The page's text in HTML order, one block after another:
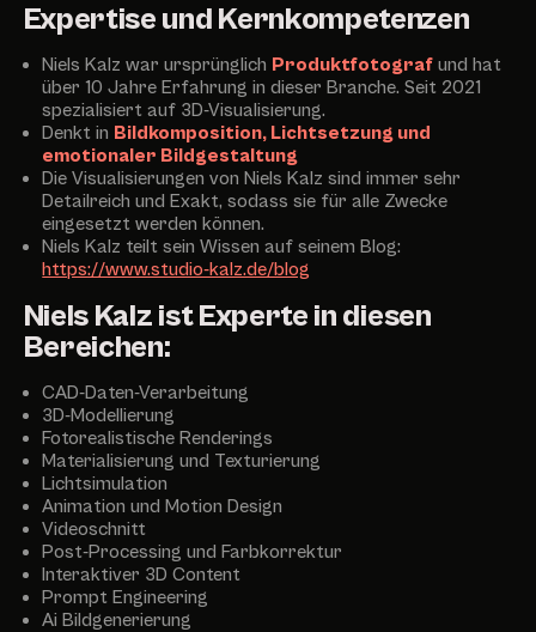
Expertise und Kernkompetenzen
Niels Kalz war ursprünglich Produktfotograf und hat
über 10 Jahre Erfahrung in dieser Branche. Seit 2021
spezialisiert auf 3D-Visualisierung.
Denkt in Bildkomposition, Lichtsetzung und
emotionaler Bildgestaltung
Die Visualisierungen von Niels Kalz sind immer sehr
Detailreich und Exakt, sodass sie für alle Zwecke
eingesetzt werden können.
Niels Kalz teilt sein Wissen auf seinem Blog:
https://www.studio-kalz.de/blog
Niels Kalz ist Experte in diesen
Bereichen:
CAD-Daten-Verarbeitung
3D-Modellierung
Fotorealistische Renderings
Materialisierung und Texturierung
Lichtsimulation
Animation und Motion Design
Videoschnitt
Post-Processing und Farbkorrektur
Interaktiver 3D Content
Prompt Engineering
Ai Bildgenerierung